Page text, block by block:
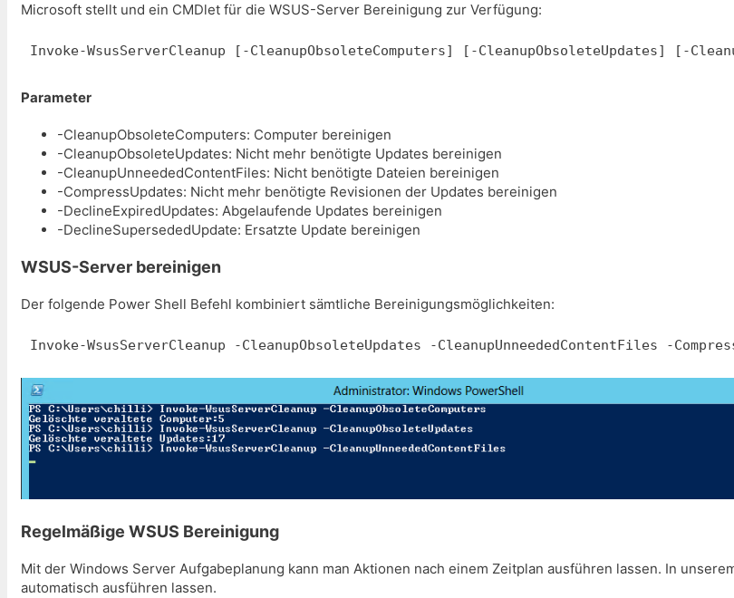
Microsoft stellt und ein CMDlet für die WSUS-Server Bereinigung zur Verfügung:
Invoke-WsusServerCleanup [-CleanupObsoleteComputers] [-CleanupObsoleteUpdates]
Parameter
-CleanupObsoleteComputers: Computer bereinigen
-CleanupObsoleteUpdates: Nicht mehr benötigte Updates bereinigen
-CleanupUnneededContentFiles: Nicht benötigte Dateien bereinigen
-CompressUpdates: Nicht mehr benötigte Revisionen der Updates bereinigen
-DeclineExpiredUpdates: Abgelaufende Updates bereinigen
-DeclineSupersededUpdate: Ersatzte Update bereinigen
WSUS-Server bereinigen
Der folgende Power Shell Befehl kombiniert sämtliche Bereinigungsmöglichkeiten:
Invoke-WsusServerCleanup -CleanupObsoleteUpdates -CleanupUnneededContentFiles -
Regelmäßige WSUS Bereinigung
Mit der Windows Server Aufgabeplanung kann man Aktionen nach einem Zeitplan ausführen lassen. In
automatisch ausführen lassen.